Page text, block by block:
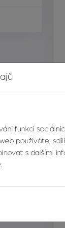
funkcí
používáte,
s dalšími